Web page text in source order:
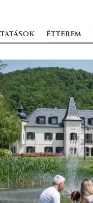
ÉTTEREM